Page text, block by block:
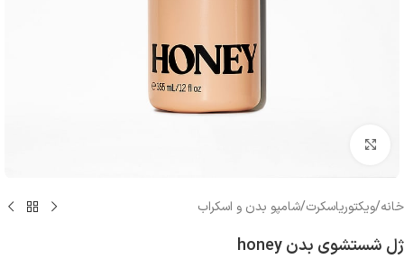
خانه/ویکتوریاسکرت/شامپو بدن و اسکراب
ژل شستشوی بدن honey